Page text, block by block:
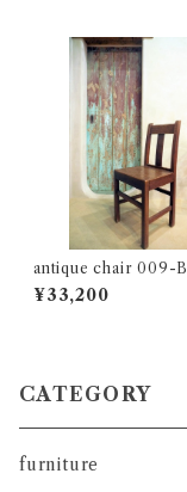
antique chair 009-B
¥33,200
CATEGORY
furniture